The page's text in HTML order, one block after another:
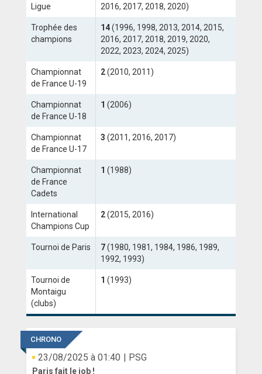
Ligue
2016, 2017, 2018, 2020)
Trophée des
champions
14(1996, 1998, 2013, 2014, 2015,
2016, 2017, 2018, 2019, 2020,
2022, 2023, 2024, 2025)
Championnat
de France U-19
2(2010, 2011)
Championnat
de France U-18
1 (2006)
Championnat
de France U-17
3 (2011, 2016, 2017)
Championnat
de France
Cadets
1 (1988)
International
Champions Cup
2(2015, 2016)
Tournoi de Paris 7(1980, 1981, 1984, 1986, 1989,
1992, 1993)
Tournoi de
Montaigu
(clubs)
1 (1993)
CHRONO
23/08/2025 à 01:40 | PSG
Paris fait le job !